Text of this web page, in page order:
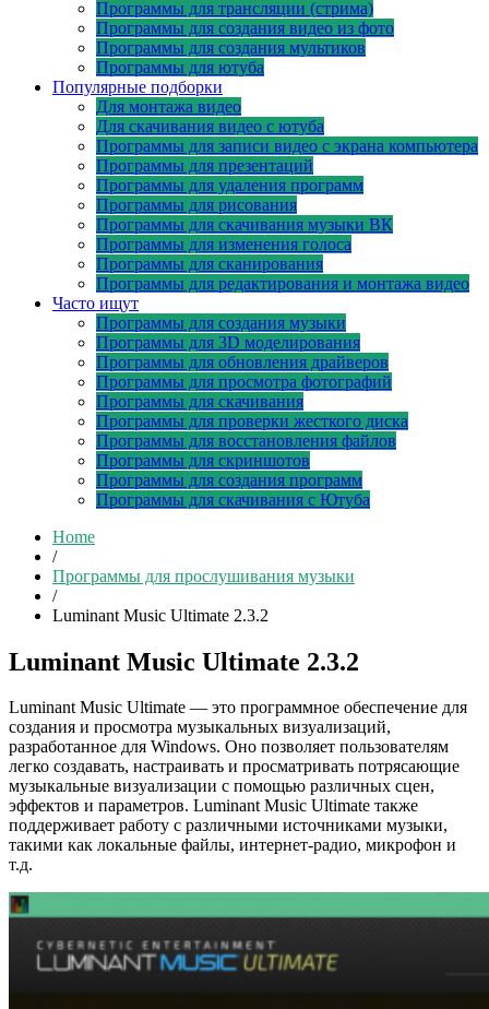
Программы для трансляции (стрима)
Программы для создания видео из фото
Программы для создания мультиков
Программы для ютуба
Популярные подборки
Для монтажа видео
Для скачивания видео с ютуба
Программы для записи видео с экрана компьютера
Программы для презентаций
Программы для удаления программ
Программы для рисования
Программы для скачивания музыки ВК
Программы для изменения голоса
Программы для сканирования
Программы для редактирования и монтажа видео
Часто ищут
Программы для создания музыки
Программы для 3D моделирования
Программы для обновления драйверов
Программы для просмотра фотографий
Программы для скачивания
Программы для проверки жесткого диска
Программы для восстановления файлов
Программы для скриншотов
Программы для создания программ
Программы для скачивания с Ютуба
Home
/
Программы для прослушивания музыки
/
Luminant Music Ultimate 2.3.2
Luminant Music Ultimate 2.3.2
Luminant Music Ultimate — это программное обеспечение для
создания и просмотра музыкальных визуализаций,
разработанное для Windows. Оно позволяет пользователям
легко создавать, настраивать и просматривать потрясающие
музыкальные визуализации с помощью различных сцен,
эффектов и параметров. Luminant Music Ultimate также
поддерживает работу с различными источниками музыки,
такими как локальные файлы, интернет-радио, микрофон и
т.д.